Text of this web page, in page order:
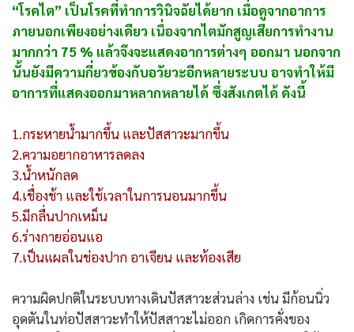
“โรคไต” เป็นโรคที่ทำการวินิจฉัยได้ยาก เมื่อดูจากอาการ
ภายนอกเพียงอย่างเดียว เนื่องจากไตมักสูญเสียการทำงาน
มากกว่า 75 % แล้วจึงจะแสดงอาการต่างๆ ออกมา นอกจาก
นั้นยังมีความกี่ยวข้องกับอวัยวะอีกหลายระบบ อาจทำให้มี
อาการที่แสดงออกมาหลากหลายได้ ซึ่งสังเกตได้ ดังนี้
1.กระหายน้ำมากขึ้น และปัสสาวะมากขึ้น
2.ความอยากอาหารลดลง
3.น้ำหนักลด
4.เชื่องช้า และใช้เวลาในการนอนมากขึ้น
5.มีกลื่นปากเหม็น
6.ร่างกายอ่อนแอ
7.เป็นแผลในช่องปาก อาเจียน และท้องเสีย
ความผิดปกติในระบบทางเดินปัสสาวะส่วนล่าง เช่น มีก้อนนิ่ว
อุดตันในท่อปัสสาวะทำให้ปัสสาวะไม่ออก เกิดการคั่งของ